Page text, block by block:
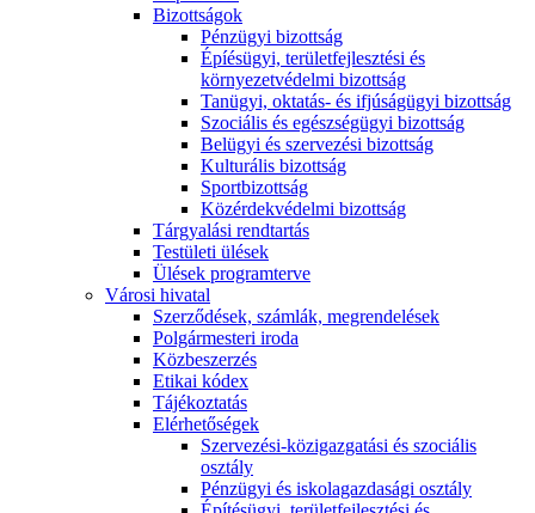
Bizottságok
Pénzügyi bizottság
Épíésügyi, területfejlesztési és
környezetvédelmi bizottság
Tanügyi, oktatás- és ifjúságügyi bizottság
Szociális és egészségügyi bizottság
Belügyi és szervezési bizottság
Kulturális bizottság
Sportbizottság
Közérdekvédelmi bizottság
Tárgyalási rendtartás
Testületi ülések
Ülések programterve
Városi hivatal
Szerződések, számlák, megrendelések
Polgármesteri iroda
Közbeszerzés
Etikai kódex
Tájékoztatás
Elérhetőségek
Szervezési-közigazgatási és szociális
osztály
Pénzügyi és iskolagazdasági osztály